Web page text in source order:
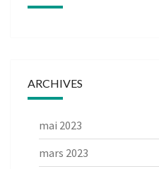
ARCHIVES
mai 2023
mars 2023